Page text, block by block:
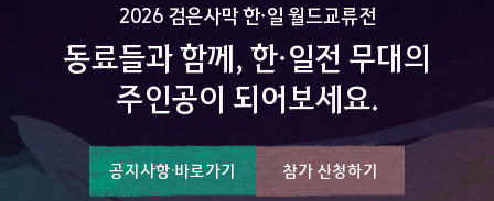
2026 검은사막 한·일 월드교류전​
동료들과 함께, 한·일전 무대의
주인공이 되어보세요.​
공지사항 바로가기​ 참가 신청하기​